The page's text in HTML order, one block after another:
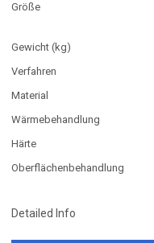
Größe
Gewicht (kg)
Verfahren
Material
Wärmebehandlung
Härte
Oberflächenbehandlung
Detailed Info